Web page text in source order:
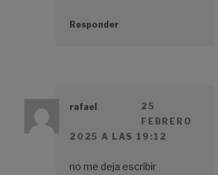
Responder
rafael
25
FEBRERO
2025 A LAS 19:12
no me deja escribir